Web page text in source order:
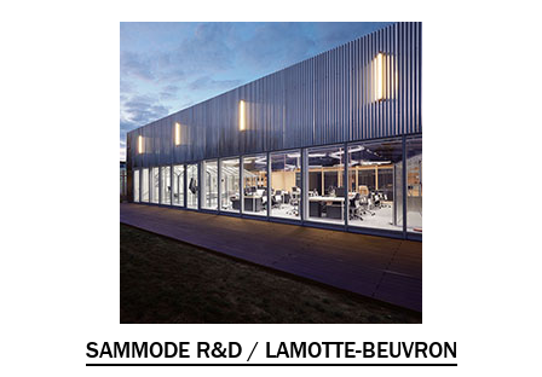
SAMMODE R&D / LAMOTTE-BEUVRON